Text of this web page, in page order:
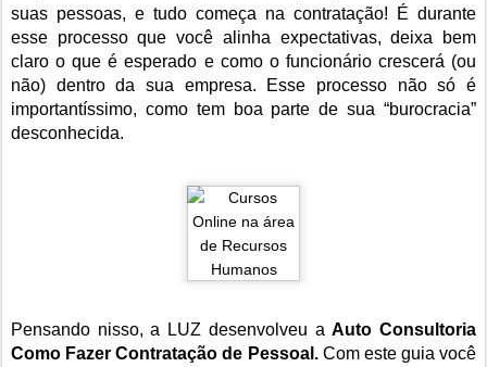
suas pessoas, e tudo começa na contratação! É durante
esse processo que você alinha expectativas, deixa bem
claro o que é esperado e como o funcionário crescerá (ou
não) dentro da sua empresa. Esse processo não só é
importantíssimo, como tem boa parte de sua “burocracia”
desconhecida.
Pensando nisso, a LUZ desenvolveu aAuto Consultoria
Como Fazer Contratação de Pessoal. Com este guia você